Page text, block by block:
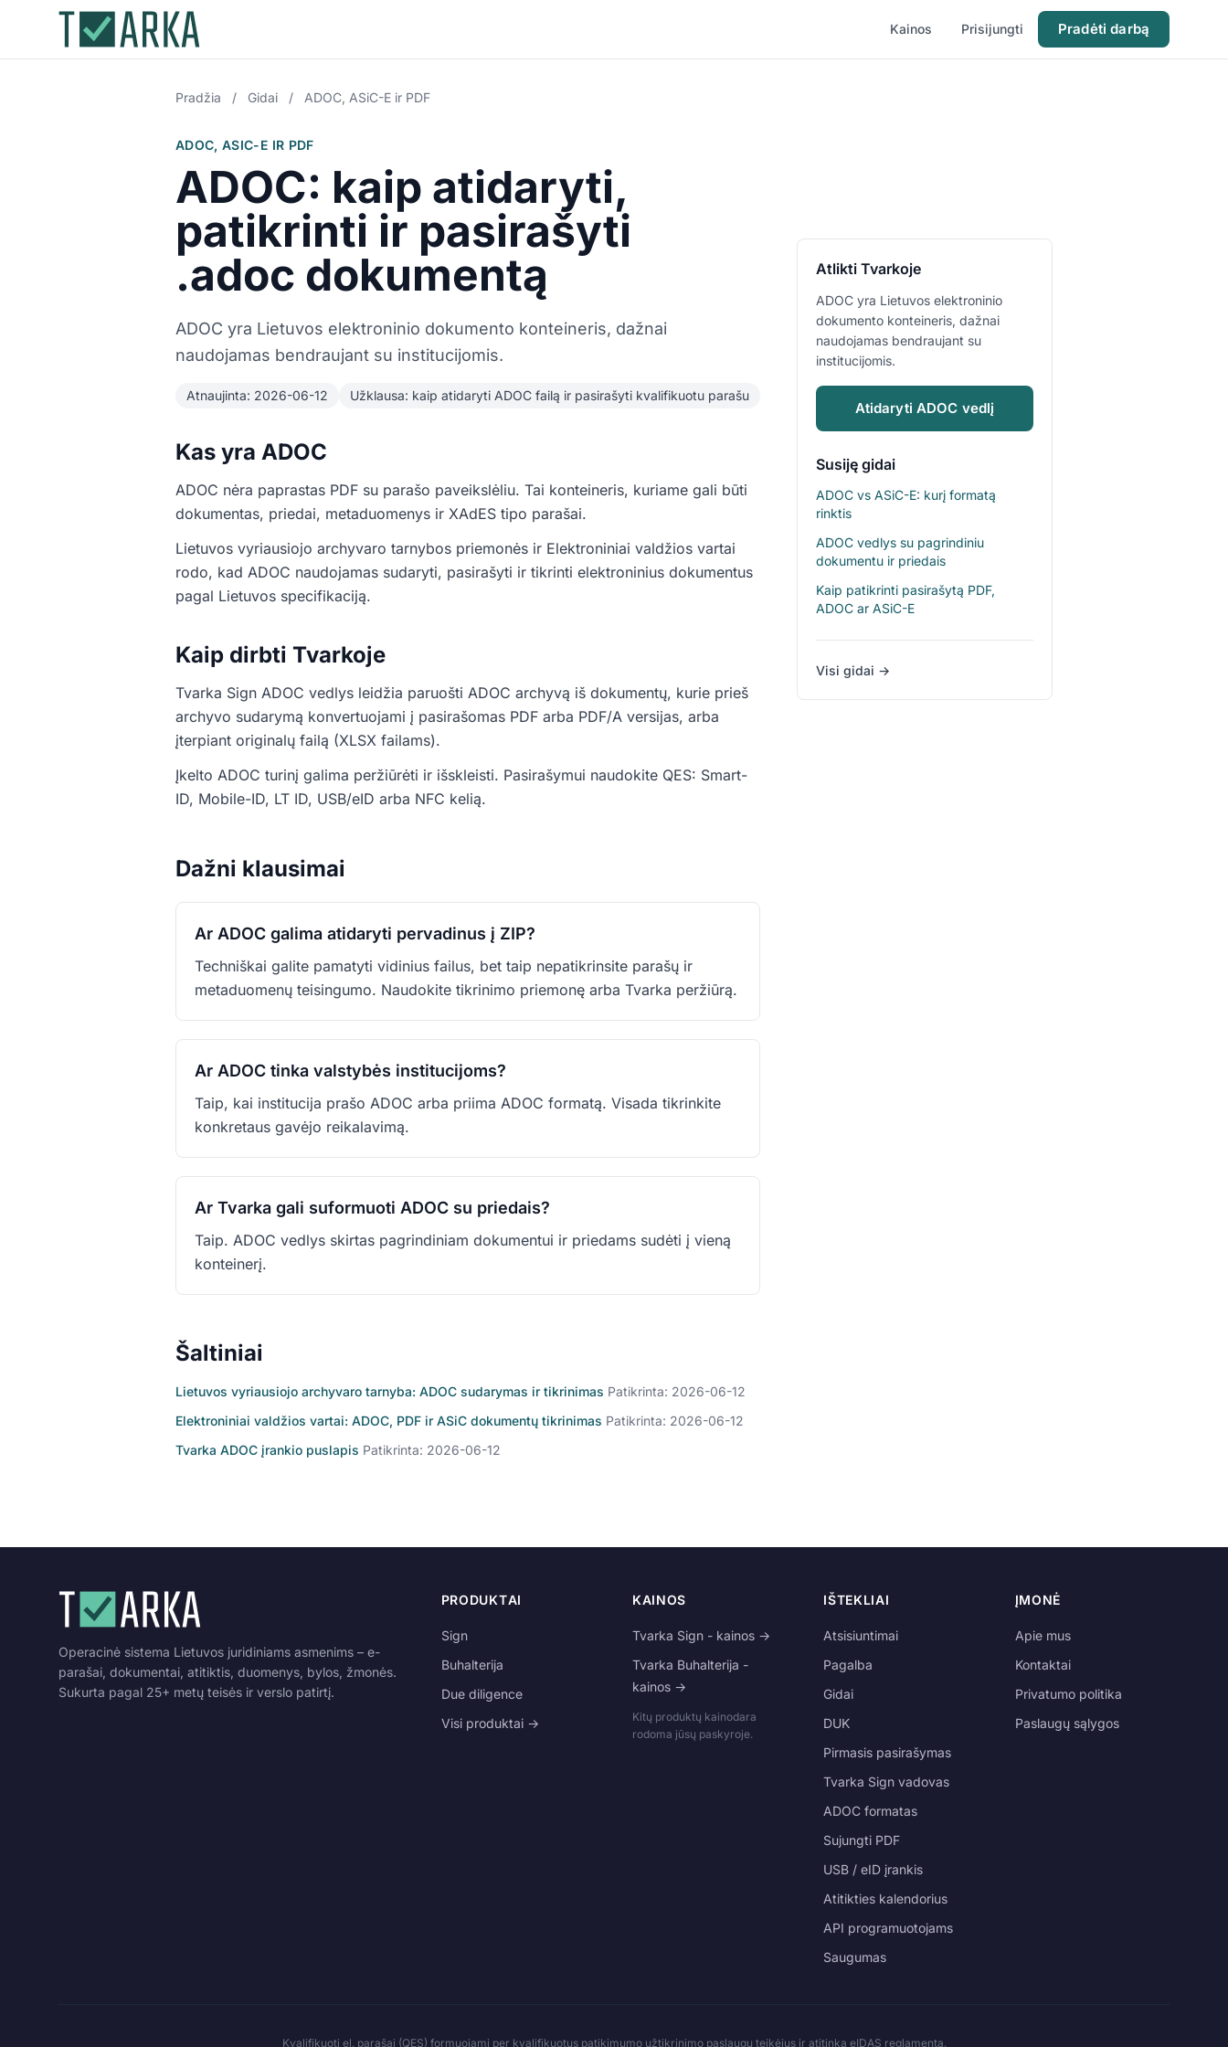
Kainos Prisijungti Pradėti darbą
Pradžia / Gidai / ADOC, ASiC-E ir PDF
ADOC, ASIC-E IR PDF
ADOC: kaip atidaryti,
patikrinti ir pasirašyti
.adoc dokumentą
ADOC yra Lietuvos elektroninio dokumento konteineris, dažnai
naudojamas bendraujant su institucijomis.
Atnaujinta: 2026-06-12 Užklausa: kaip atidaryti ADOC failą ir pasirašyti kvalifikuotu parašu
Kas yra ADOC
ADOC nėra paprastas PDF su parašo paveikslėliu. Tai konteineris, kuriame gali būti
dokumentas, priedai, metaduomenys ir XAdES tipo parašai.
Lietuvos vyriausiojo archyvaro tarnybos priemonės ir Elektroniniai valdžios vartai
rodo, kad ADOC naudojamas sudaryti, pasirašyti ir tikrinti elektroninius dokumentus
pagal Lietuvos specifikaciją.
Kaip dirbti Tvarkoje
Tvarka Sign ADOC vedlys leidžia paruošti ADOC archyvą iš dokumentų, kurie prieš
archyvo sudarymą konvertuojami į pasirašomas PDF arba PDF/A versijas, arba
įterpiant originalų failą (XLSX failams).
Įkelto ADOC turinį galima peržiūrėti ir išskleisti. Pasirašymui naudokite QES: Smart-
ID, Mobile-ID, LT ID, USB/eID arba NFC kelią.
Dažni klausimai
Ar ADOC galima atidaryti pervadinus į ZIP?
Techniškai galite pamatyti vidinius failus, bet taip nepatikrinsite parašų ir
metaduomenų teisingumo. Naudokite tikrinimo priemonę arba Tvarka peržiūrą.
Ar ADOC tinka valstybės institucijoms?
Taip, kai institucija prašo ADOC arba priima ADOC formatą. Visada tikrinkite
konkretaus gavėjo reikalavimą.
Ar Tvarka gali suformuoti ADOC su priedais?
Taip. ADOC vedlys skirtas pagrindiniam dokumentui ir priedams sudėti į vieną
konteinerį.
Šaltiniai
Lietuvos vyriausiojo archyvaro tarnyba: ADOC sudarymas ir tikrinimas Patikrinta: 2026-06-12
Elektroniniai valdžios vartai: ADOC, PDF ir ASiC dokumentų tikrinimas Patikrinta: 2026-06-12
Tvarka ADOC įrankio puslapis Patikrinta: 2026-06-12
Atlikti Tvarkoje
ADOC yra Lietuvos elektroninio
dokumento konteineris, dažnai
naudojamas bendraujant su
institucijomis.
Atidaryti ADOC vedlį
Susiję gidai
ADOC vs ASiC-E: kurį formatą
rinktis
ADOC vedlys su pagrindiniu
dokumentu ir priedais
Kaip patikrinti pasirašytą PDF,
ADOC ar ASiC-E
Visi gidai →
Operacinė sistema Lietuvos juridiniams asmenims – e-
parašai, dokumentai, atitiktis, duomenys, bylos, žmonės.
Sukurta pagal 25+ metų teisės ir verslo patirtį.
PRODUKTAI
Sign
Buhalterija
Due diligence
Visi produktai →
KAINOS
Tvarka Sign - kainos →
Tvarka Buhalterija -
kainos →
Kitų produktų kainodara
rodoma jūsų paskyroje.
IŠTEKLIAI
Atsisiuntimai
Pagalba
Gidai
DUK
Pirmasis pasirašymas
Tvarka Sign vadovas
ADOC formatas
Sujungti PDF
USB / eID įrankis
Atitikties kalendorius
API programuotojams
Saugumas
ĮMONĖ
Apie mus
Kontaktai
Privatumo politika
Paslaugų sąlygos
Kvalifikuoti el. parašai (QES) formuojami per kvalifikuotus patikimumo užtikrinimo paslaugų teikėjus ir atitinka eIDAS reglamentą.